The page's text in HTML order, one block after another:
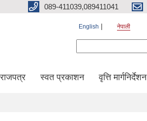
089-411039,089411041
English नेपाली
स्वत प्रकाशन वृत्ति मार्गनिर्देशन